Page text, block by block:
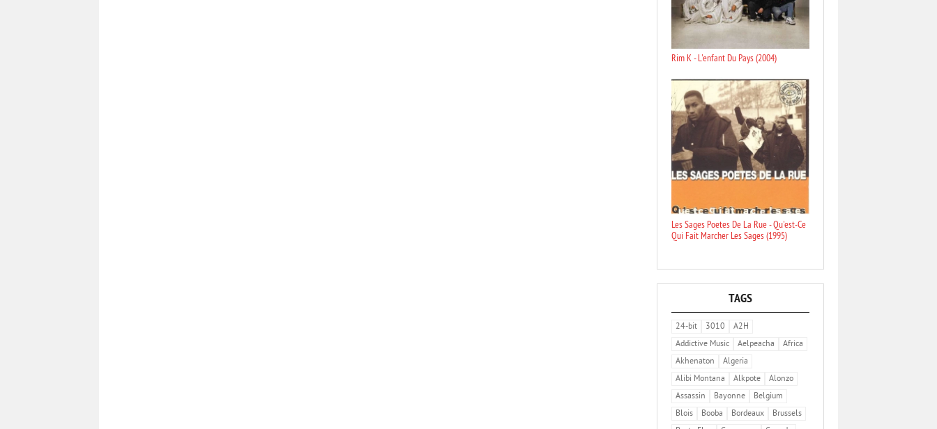
Rim K - L'enfant Du Pays (2004)
Les Sages Poetes De La Rue - Qu'est-Ce
Qui Fait Marcher Les Sages (1995)
TAGS
24-bit 3010
A2H
Addictive Music
Aelpeacha
Africa
Akhenaton
Algeria
Alibi Montana
Alkpote
Alonzo
Assassin
Bayonne
Belgium
Blois
Booba Bordeaux
Brussels